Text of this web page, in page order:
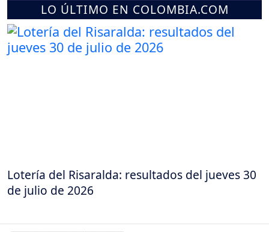
LO ÚLTIMO EN COLOMBIA.COM
Lotería del Risaralda: resultados del jueves 30
de julio de 2026